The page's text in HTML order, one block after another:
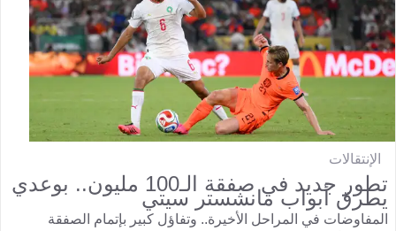
الإنتقالات
تطور جديد في صفقة الـ100 مليون.. بوعدي
يطرق أبواب مانشستر سيتي
المفاوضات في المراحل الأخيرة.. وتفاؤل كبير بإتمام الصفقة